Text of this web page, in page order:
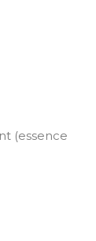
(essence